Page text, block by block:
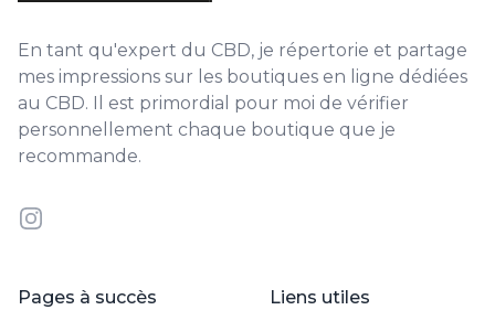
En tant qu'expert du CBD, je répertorie et partage
mes impressions sur les boutiques en ligne dédiées
au CBD. Il est primordial pour moi de vérifier
personnellement chaque boutique que je
recommande.
Instagram
Pages à succès Liens utiles